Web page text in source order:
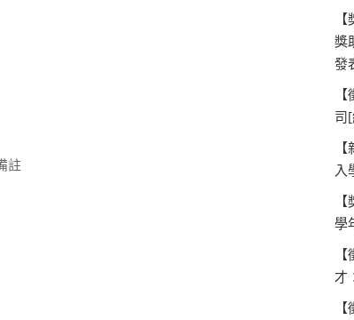
註
獎
發
司
入
學
才